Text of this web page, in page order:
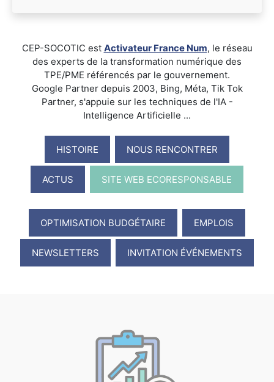
CEP-SOCOTIC est Activateur France Num, le réseau
des experts de la transformation numérique des
TPE/PME référencés par le gouvernement.
Google Partner depuis 2003, Bing, Méta, Tik Tok
Partner, s'appuie sur les techniques de l'IA -
Intelligence Artificielle ...
HISTOIRE NOUS RENCONTRER
ACTUS SITE WEB ECORESPONSABLE
OPTIMISATION BUDGÉTAIRE EMPLOIS
NEWSLETTERS INVITATION ÉVÉNEMENTS